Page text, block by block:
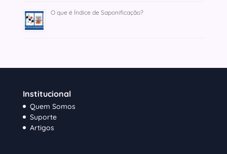
O que é Índice de Saponificação?
Institucional
Quem Somos
Suporte
Artigos